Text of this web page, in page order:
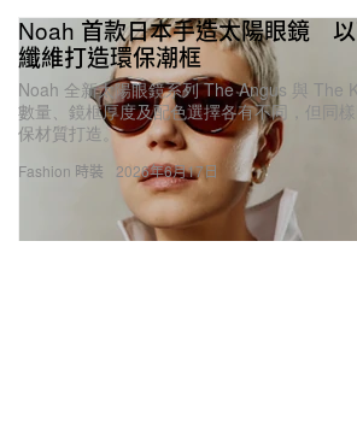
Fashion 時裝
Noah 首款日本手造太陽眼鏡
纖維打造環保潮框
Noah 全新太陽眼鏡系列 The Angus 與 The
數量、鏡框厚度及配色選擇各有不同，但同
保材質打造。
2026年6月17日